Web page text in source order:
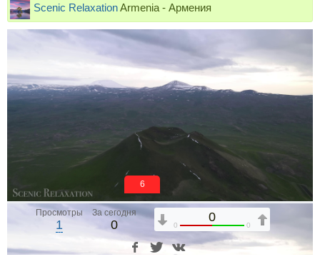
Scenic RelaxationArmenia - Армения
5
Просмотры
1
За сегодня
0
0
0 0